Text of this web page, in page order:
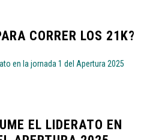
CORRER LOS 21K?
EL LIDERATO EN